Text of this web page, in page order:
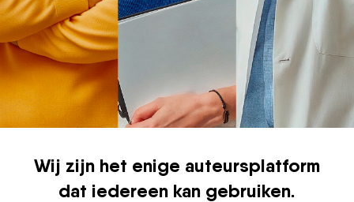
Wij zijn het enige auteursplatform
dat iedereen kan gebruiken.